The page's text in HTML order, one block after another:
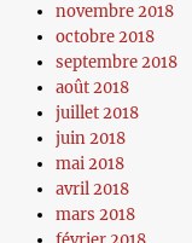
novembre 2018
octobre 2018
septembre 2018
août 2018
juillet 2018
juin 2018
mai 2018
avril 2018
mars 2018